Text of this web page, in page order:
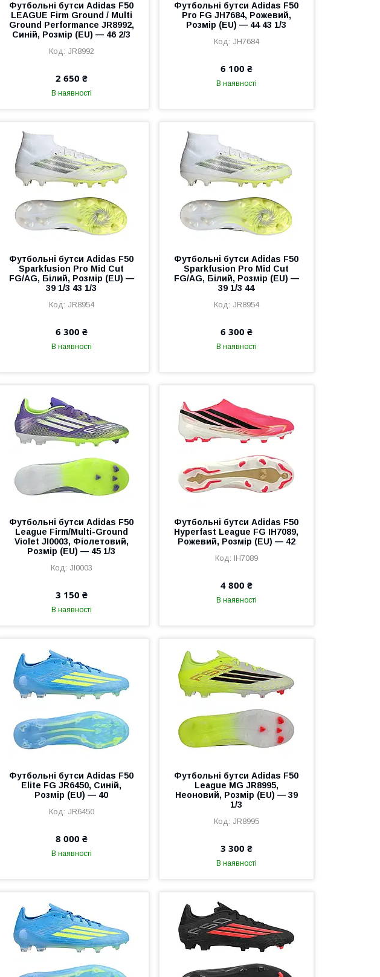
Футбольні бутси Adidas F50
LEAGUE Firm Ground / Multi
Ground Performance JR8992,
Синій, Розмір (EU) — 46 2/3
JR8992
2 650 ₴
В наявності
Футбольні бутси Adidas F50
Pro FG JH7684, Рожевий,
Розмір (EU) — 44 43 1/3
JH7684
6 100 ₴
В наявності
Футбольні бутси Adidas F50
Sparkfusion Pro Mid Cut
FG/AG, Білий, Розмір (EU) —
39 1/3 43 1/3
JR8954
6 300 ₴
В наявності
Футбольні бутси Adidas F50
Sparkfusion Pro Mid Cut
FG/AG, Білий, Розмір (EU) —
39 1/3 44
JR8954
6 300 ₴
В наявності
Футбольні бутси Adidas F50
League Firm/Multi-Ground
Violet JI0003, Фіолетовий,
Розмір (EU) — 45 1/3
JI0003
3 150 ₴
В наявності
Футбольні бутси Adidas F50
Hyperfast League FG IH7089,
Рожевий, Розмір (EU) — 42
IH7089
4 800 ₴
В наявності
Футбольні бутси Adidas F50
Elite FG JR6450, Синій,
Розмір (EU) — 40
JR6450
8 000 ₴
В наявності
Футбольні бутси Adidas F50
League MG JR8995,
Неоновий, Розмір (EU) — 39
1/3
JR8995
3 300 ₴
В наявності